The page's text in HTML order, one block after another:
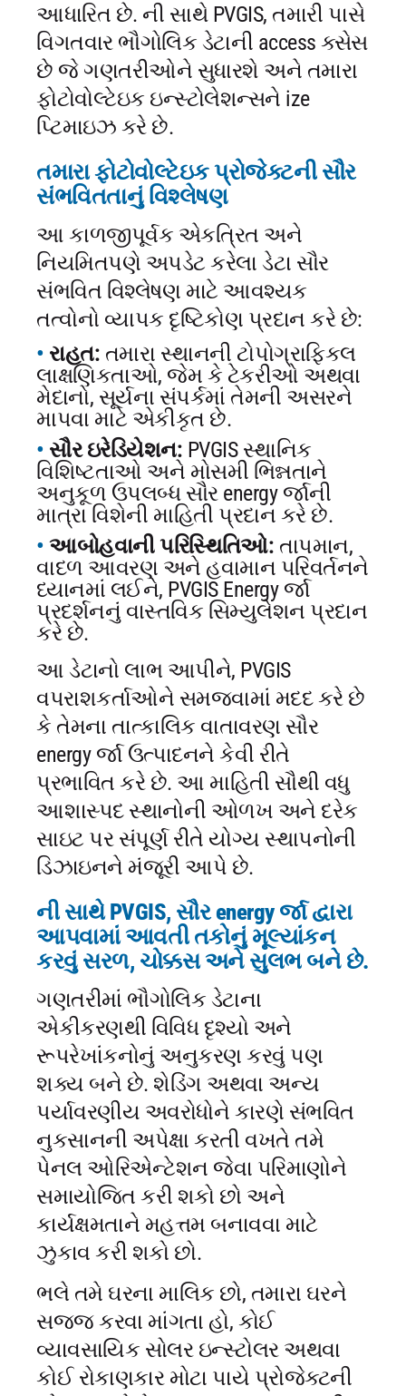
આધારિત છે. ની સાથે PVGIS, તમારી પાસે
વિગતવાર ભૌગોલિક ડેટાની access ક્સેસ
છે જે ગણતરીઓને સુધારશે અને તમારા
ફોટોવોલ્ટેઇક ઇન્સ્ટોલેશન્સને ize
પ્ટિમાઇઝ કરે છે.
તમારા ફોટોવોલ્ટેઇક પ્રોજેક્ટની સૌર
સંભવિતતાનું વિશ્લેષણ
આ કાળજીપૂર્વક એકત્રિત અને
નિયમિતપણે અપડેટ કરેલા ડેટા સૌર
સંભવિત વિશ્લેષણ માટે આવશ્યક
તત્વોનો વ્યાપક દૃષ્ટિકોણ પ્રદાન કરે છે:
રાહત: તમારા સ્થાનની ટોપોગ્રાફિકલ
લાક્ષણિકતાઓ, જેમ કે ટેકરીઓ અથવા
મેદાનો, સૂર્યના સંપર્કમાં તેમની અસરને
માપવા માટે એકીકૃત છે.
સૌર ઇરેડિયેશન: PVGIS સ્થાનિક
વિશિષ્ટતાઓ અને મોસમી ભિન્નતાને
અનુકૂળ ઉપલબ્ધ સૌર energy ર્જાની
માત્રા વિશેની માહિતી પ્રદાન કરે છે.
આબોહવાની પરિસ્થિતિઓ: તાપમાન,
વાદળ આવરણ અને હવામાન પરિવર્તનને
ધ્યાનમાં લઈને, PVGIS Energy ર્જા
પ્રદર્શનનું વાસ્તવિક સિમ્યુલેશન પ્રદાન
કરે છે.
આ ડેટાનો લાભ આપીને, PVGIS
વપરાશકર્તાઓને સમજવામાં મદદ કરે છે
કે તેમના તાત્કાલિક વાતાવરણ સૌર
energy ર્જા ઉત્પાદનને કેવી રીતે
પ્રભાવિત કરે છે. આ માહિતી સૌથી વધુ
આશાસ્પદ સ્થાનોની ઓળખ અને દરેક
સાઇટ પર સંપૂર્ણ રીતે યોગ્ય સ્થાપનોની
ડિઝાઇનને મંજૂરી આપે છે.
ની સાથે PVGIS, સૌર energy ર્જા દ્વારા
આપવામાં આવતી તકોનું મૂલ્યાંકન
કરવું સરળ, ચોક્કસ અને સુલભ બને છે.
ગણતરીમાં ભૌગોલિક ડેટાના
એકીકરણથી વિવિધ દૃશ્યો અને
રૂપરેખાંકનોનું અનુકરણ કરવું પણ
શક્ય બને છે. શેડિંગ અથવા અન્ય
પર્યાવરણીય અવરોધોને કારણે સંભવિત
નુકસાનની અપેક્ષા કરતી વખતે તમે
પેનલ ઓરિએન્ટેશન જેવા પરિમાણોને
સમાયોજિત કરી શકો છો અને
કાર્યક્ષમતાને મહત્તમ બનાવવા માટે
ઝુકાવ કરી શકો છો.
ભલે તમે ઘરના માલિક છો, તમારા ઘરને
સજ્જ કરવા માંગતા હો, કોઈ
વ્યાવસાયિક સોલર ઇન્સ્ટોલર અથવા
કોઈ રોકાણકાર મોટા પાયે પ્રોજેક્ટની